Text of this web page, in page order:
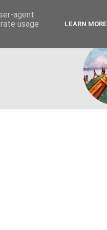
FACEBOOK
θεσμών - κοινωνίας
agent
usage
LEARN MORE